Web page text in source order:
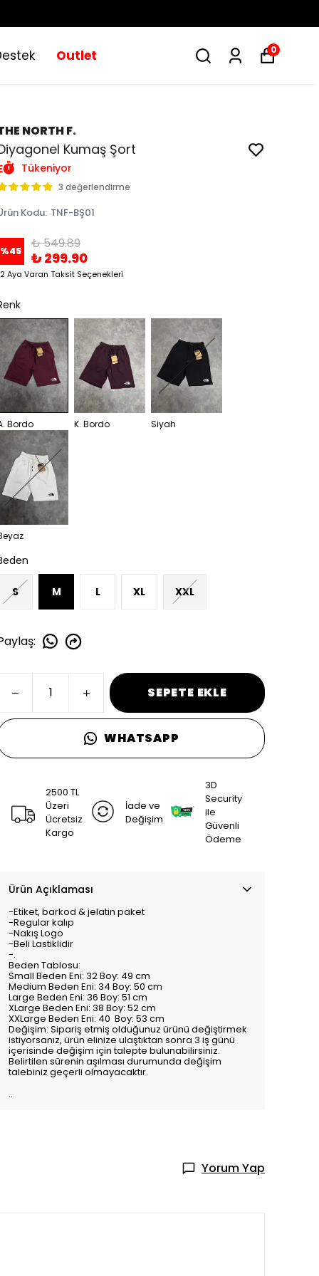
Outlet 0
NORTH F.
Kumaş Şort
Tükeniyor
3 değerlendirme
Kodu: TNF-BŞ01
%45 ₺ 549.89
₺ 299.90
Aya Varan Taksit Seçenekleri
Bordo K. Bordo Siyah
S M L XL XXL
:
SEPETE EKLE
WHATSAPP
2500 TL
Üzeri
Ücretsiz
Kargo
İade ve
Değişim
3D
Security
ile
Güvenli
Ödeme
Ürün Açıklaması
-Etiket, barkod & jelatin paket
-Regular kalıp
-Nakış Logo
-Beli Lastiklidir
-.
Beden Tablosu:
Small Beden Eni: 32 Boy: 49 cm
Medium Beden Eni: 34 Boy: 50 cm
Large Beden Eni: 36 Boy: 51 cm
XLarge Beden Eni: 38 Boy: 52 cm
XXLarge Beden Eni: 40 Boy: 53 cm
Değişim: Sipariş etmiş olduğunuz ürünü değiştirmek
istiyorsanız, ürün elinize ulaştıktan sonra 3 iş günü
içerisinde değişim için talepte bulunabilirsiniz.
Belirtilen sürenin aşılması durumunda değişim
talebiniz geçerli olmayacaktır.
..
Yorum Yap